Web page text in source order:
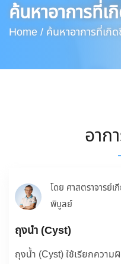
ค้นหาอาการที่เ
Home / ค้นหาอาการที่เกิ
อาก
โดย ศาสตราจารย์
พิบูลย์
ถุงน้ำ (Cyst)
ถุงน้ำ (Cyst) ใช้เรียกควา